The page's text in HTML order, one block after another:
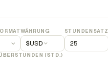
WÄHRUNG
$USD
STUNDENSATZ
(STD.)